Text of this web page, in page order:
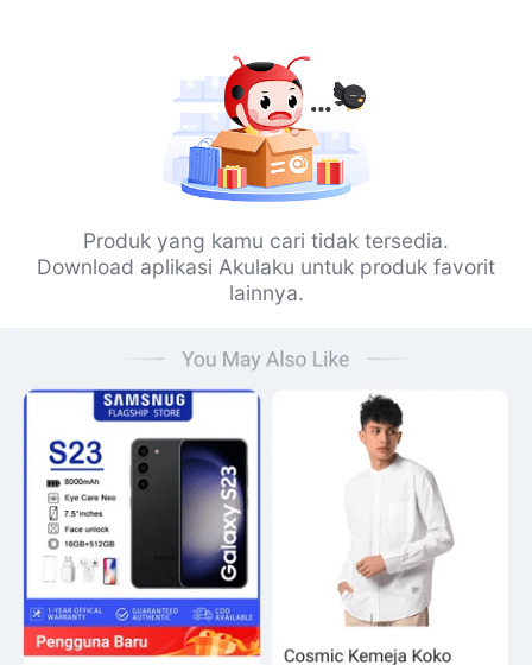
Produk yang kamu cari tidak tersedia.
Download aplikasi Akulaku untuk produk favorit
lainnya.